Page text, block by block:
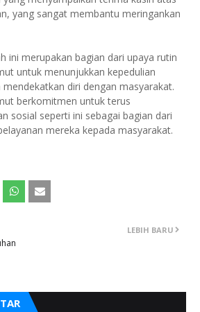
yang sangat membantu meringankan
ini merupakan bagian dari upaya rutin
untuk menunjukkan kepedulian
diri dengan masyarakat.
berkomitmen untuk terus
sosial seperti ini sebagai bagian dari
mereka kepada masyarakat.
LEBIH BARU